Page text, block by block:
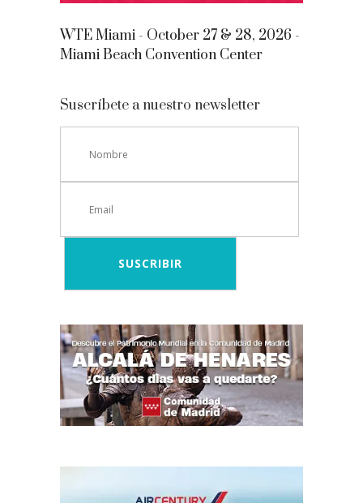
WTE Miami - October 27 & 28, 2026 -
Miami Beach Convention Center
Suscríbete a nuestro newsletter